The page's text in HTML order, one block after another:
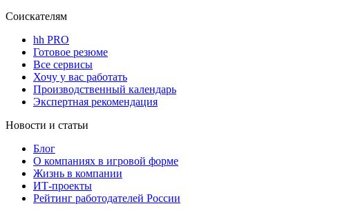
Соискателям
hh PRO
Готовое резюме
Все сервисы
Хочу у вас работать
Производственный календарь
Экспертная рекомендация
Новости и статьи
Блог
О компаниях в игровой форме
Жизнь в компании
ИТ-проекты
Рейтинг работодателей России